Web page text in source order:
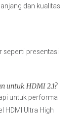
dan kualitas
seperti presentasi
untuk HDMI 2.1?
untuk performa
HDMI Ultra High